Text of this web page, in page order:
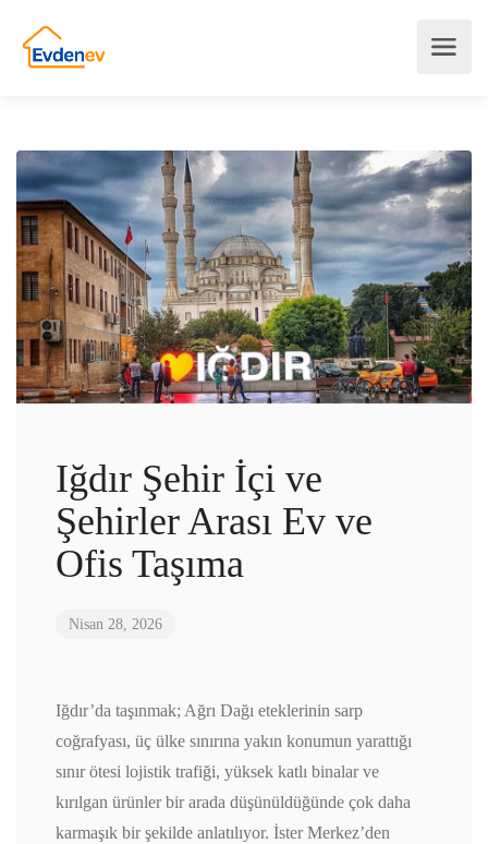
Iğdır Şehir İçi ve
Şehirler Arası Ev ve
Ofis Taşıma
Nisan 28, 2026
Iğdır’da taşınmak; Ağrı Dağı eteklerinin sarp
coğrafyası, üç ülke sınırına yakın konumun yarattığı
sınır ötesi lojistik trafiği, yüksek katlı binalar ve
kırılgan ürünler bir arada düşünüldüğünde çok daha
karmaşık bir şekilde anlatılıyor. İster Merkez’den